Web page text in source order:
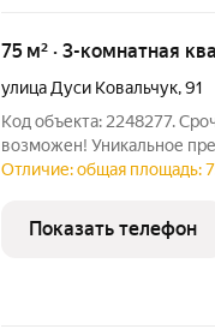
75 м² · 3-комнатная
улица Дуси Ковальчук,91
Код объекта: 2248277.
возможен! Уникальное
Новосибирска:
комфорт и
Отличие: общая площадь:
Показать телефон